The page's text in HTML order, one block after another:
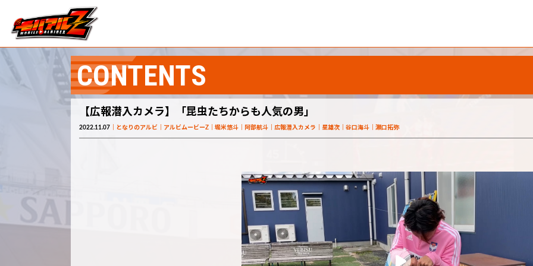
CONTENTS
【広報潜入カメラ】「昆虫たちからも人気の男」
2022.11.07 となりのアルビ アルビムービーZ 堀米悠斗 阿部航斗 広報潜入カメラ 星雄次 谷口海斗 瀬口拓弥